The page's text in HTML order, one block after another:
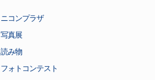
ニコンプラザ
写真展
読み物
フォトコンテスト